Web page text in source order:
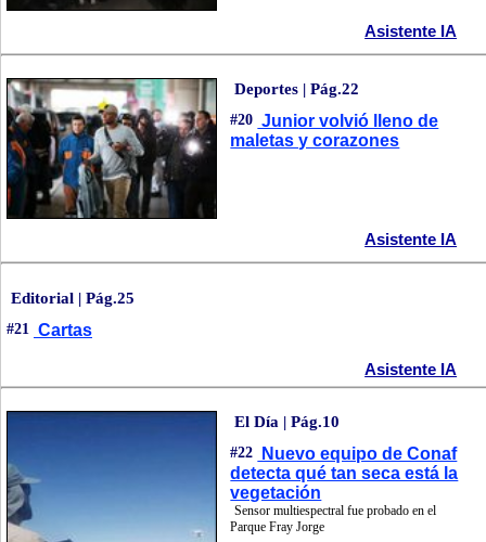
Asistente IA
Deportes | Pág.22
#20 Junior volvió lleno de
maletas y corazones
Asistente IA
Editorial | Pág.25
#21 Cartas
Asistente IA
El Día | Pág.10
#22
Nuevo equipo de Conaf
detecta qué tan seca está la
vegetación
Sensor multiespectral fue probado en el
Parque Fray Jorge